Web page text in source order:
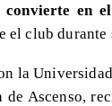
en
el club durante
la
Ascenso,